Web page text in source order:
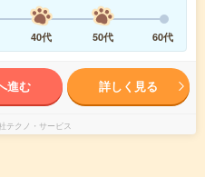
40代 50代 60代
進む 詳しく見る
テクノ・サービス